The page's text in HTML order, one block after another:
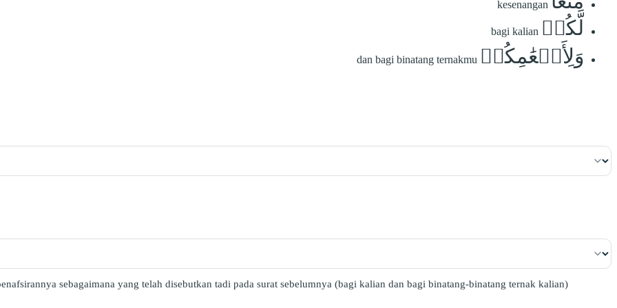
kesenangan
لَّكُمۡ bagi kalian
وَلِأَنۡعَٰمِكُمۡ dan bagi binatang ternakmu
sebagaimana yang telah disebutkan tadi pada surat sebelumnya (bagi kalian dan bagi binatang-binatang ternak kalian)